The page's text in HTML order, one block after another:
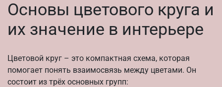
Основы цветового круга и
их значение в интерьере
Цветовой круг – это компактная схема, которая
помогает понять взаимосвязь между цветами. Он
состоит из трёх основных групп: